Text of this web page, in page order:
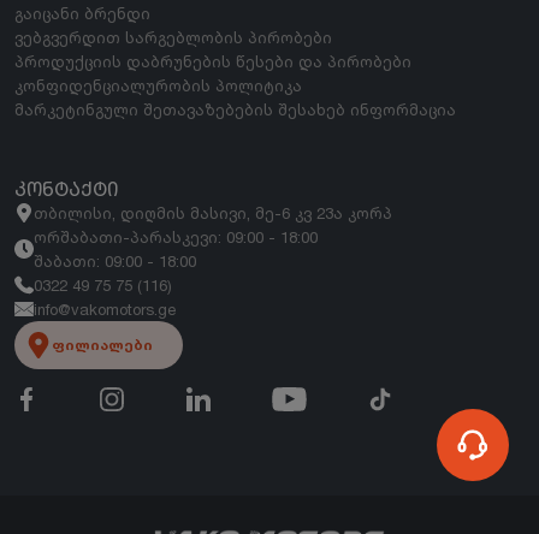
გაიცანი ბრენდი
ვებგვერდით სარგებლობის პირობები
პროდუქციის დაბრუნების წესები და პირობები
კონფიდენციალურობის პოლიტიკა
მარკეტინგული შეთავაზებების შესახებ ინფორმაცია
ᲙᲝᲜᲢᲐᲥᲢᲘ
თბილისი, დიღმის მასივი, მე-6 კვ 23ა კორპ
ორშაბათი-პარასკევი: 09:00 - 18:00
შაბათი: 09:00 - 18:00
0322 49 75 75 (116)
info@vakomotors.ge
ფილიალები